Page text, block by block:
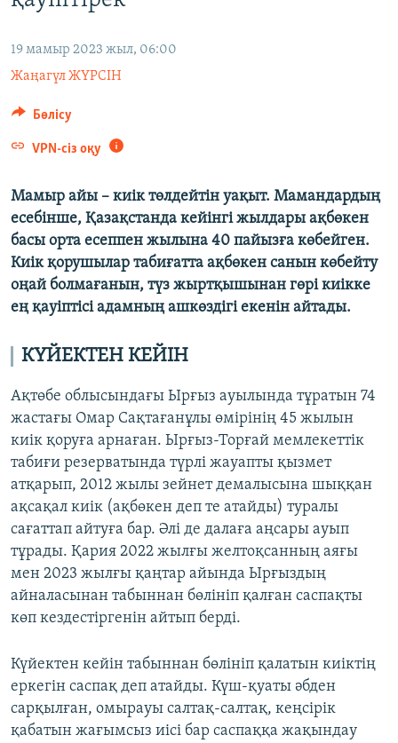
ЖАЗЫЛЫҢЫЗ
19 мамыр 2023 жыл, 06:00
Жаңагүл ЖҮРСІН
Бөлісу
VPN-сіз оқу
Мамыр айы – киік төлдейтін уақыт. Мамандардың
есебінше, Қазақстанда кейінгі жылдары ақбөкен
басы орта есеппен жылына 40 пайызға көбейген.
Киік қорушылар табиғатта ақбөкен санын көбейту
оңай болмағанын, түз жыртқышынан гөрі киікке
ең қауіптісі адамның ашкөздігі екенін айтады.
КҮЙЕКТЕН КЕЙІН
Ақтөбе облысындағы Ырғыз ауылында тұратын 74
жастағы Омар Сақтағанұлы өмірінің 45 жылын
киік қоруға арнаған. Ырғыз-Торғай мемлекеттік
табиғи резерватында түрлі жауапты қызмет
атқарып, 2012 жылы зейнет демалысына шыққан
ақсақал киік (ақбөкен деп те атайды) туралы
сағаттап айтуға бар. Әлі де далаға аңсары ауып
тұрады. Қария 2022 жылғы желтоқсанның аяғы
мен 2023 жылғы қаңтар айында Ырғыздың
айналасынан табыннан бөлініп қалған саспақты
көп кездестіргенін айтып берді.
Күйектен кейін табыннан бөлініп қалатын киіктің
еркегін саспақ деп атайды. Күш-қуаты әбден
сарқылған, омырауы салтақ-салтақ, кеңсірік
қабатын жағымсыз иісі бар саспаққа жақындау